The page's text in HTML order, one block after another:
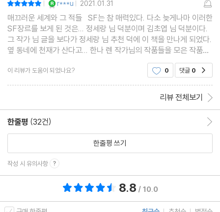
| r***u | 2021.01.31
매끄러운 세계와 그 적들 SF는 참 매력있다. 다소 늦게나마 이러한
SF장르를 보게 된 것은... 정세랑 님 덕분이며 김초엽 님 덕분이다.
그 작가 님 글을 보다가 정세랑 님 추천 덕에 이 책을 만나게 되었다.
옆 동네에 천재가 산다고... 한나 렌 작가님의 작품들을 모은 작품
보지 못한 기발한 세계와 상황이
이 리뷰가 도움이 되었나요? 0 댓글 0
리뷰 전체보기
한줄평 (32건)
한줄평 쓰기
작성 시 유의사항
8.8 / 10.0